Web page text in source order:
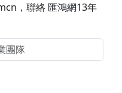
，聯絡 匯鴻網13年